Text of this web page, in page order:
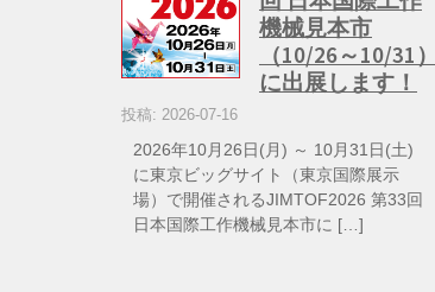
機械見本市
（10/26～10/31）
に出展します！
投稿: 2026-07-16
2026年10月26日(月) ～ 10月31日(土)
に東京ビッグサイト（東京国際展示
場）で開催されるJIMTOF2026 第33回
日本国際工作機械見本市に […]